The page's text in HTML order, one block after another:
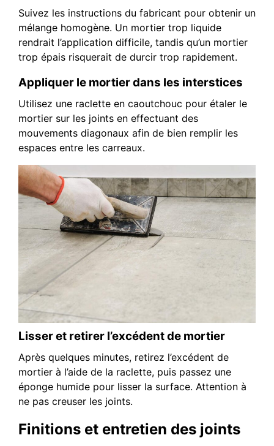
Suivez les instructions du fabricant pour obtenir un
mélange homogène. Un mortier trop liquide
rendrait l’application difficile, tandis qu’un mortier
trop épais risquerait de durcir trop rapidement.
Appliquer le mortier dans les interstices
Utilisez une raclette en caoutchouc pour étaler le
mortier sur les joints en effectuant des
mouvements diagonaux afin de bien remplir les
espaces entre les carreaux.
Lisser et retirer l’excédent de mortier
Après quelques minutes, retirez l’excédent de
mortier à l’aide de la raclette, puis passez une
éponge humide pour lisser la surface. Attention à
ne pas creuser les joints.
Finitions et entretien des joints